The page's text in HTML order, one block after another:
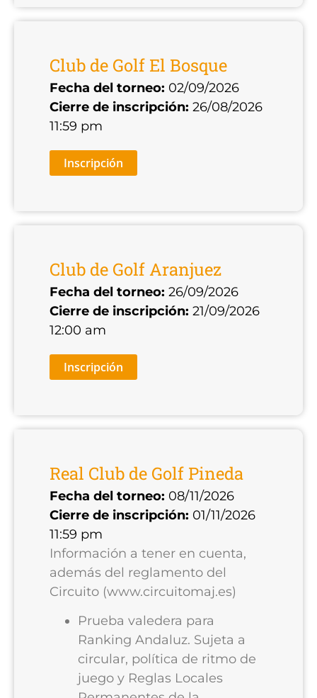
Club de Golf El Bosque
Fecha del torneo: 02/09/2026
Cierre de inscripción: 26/08/2026
11:59 pm
Inscripción
Club de Golf Aranjuez
Fecha del torneo: 26/09/2026
Cierre de inscripción: 21/09/2026
12:00 am
Inscripción
Real Club de Golf Pineda
Fecha del torneo: 08/11/2026
Cierre de inscripción: 01/11/2026
11:59 pm
Información a tener en cuenta,
además del reglamento del
Circuito (www.circuitomaj.es)
Prueba valedera para
Ranking Andaluz. Sujeta a
circular, política de ritmo de
juego y Reglas Locales